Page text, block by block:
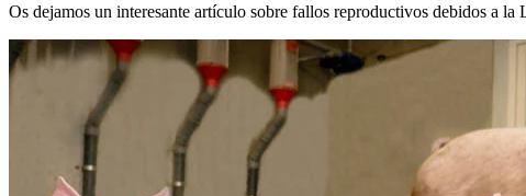
Os dejamos un interesante artículo sobre fallos reproductivos debidos a